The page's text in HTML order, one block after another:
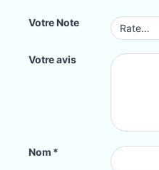
Votre Note
Votre avis
Nom *